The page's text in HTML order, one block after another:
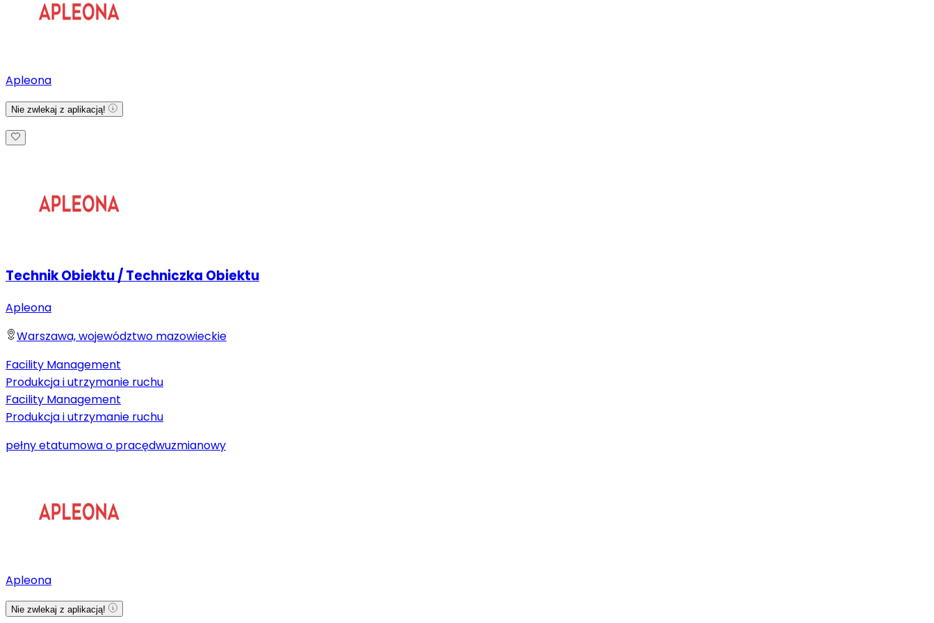
Apleona
Nie zwlekaj z aplikacją!
Technik Obiektu / Techniczka Obiektu
Apleona
Warszawa, województwo mazowieckie
Facility Management
Produkcja i utrzymanie ruchu
Facility Management
Produkcja i utrzymanie ruchu
pełny etatumowa o pracędwuzmianowy
Apleona
Nie zwlekaj z aplikacją!